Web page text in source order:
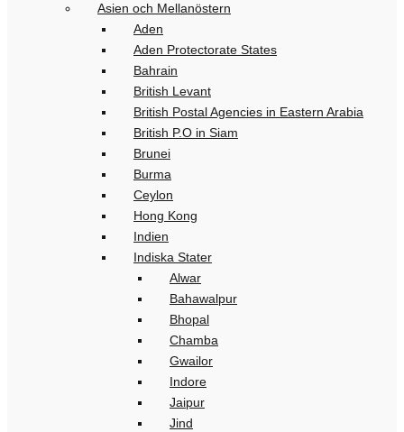
Asien och Mellanöstern
Aden
Aden Protectorate States
Bahrain
British Levant
British Postal Agencies in Eastern Arabia
British P.O in Siam
Brunei
Burma
Ceylon
Hong Kong
Indien
Indiska Stater
Alwar
Bahawalpur
Bhopal
Chamba
Gwailor
Indore
Jaipur
Jind